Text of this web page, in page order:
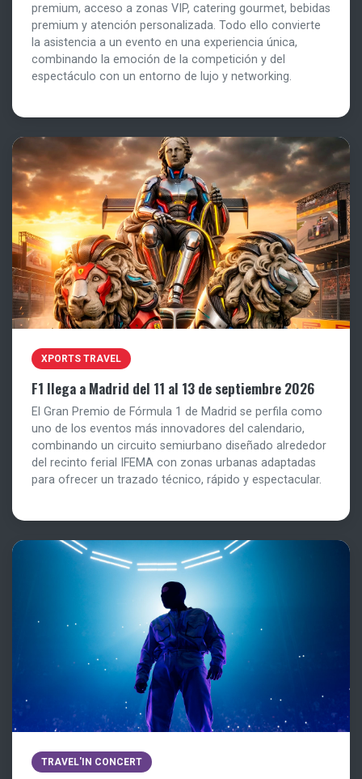
premium, acceso a zonas VIP, catering gourmet, bebidas
premium y atención personalizada. Todo ello convierte
la asistencia a un evento en una experiencia única,
combinando la emoción de la competición y del
espectáculo con un entorno de lujo y networking.
XPORTS TRAVEL
F1 llega a Madrid del 11 al 13 de septiembre 2026
El Gran Premio de Fórmula 1 de Madrid se perfila como
uno de los eventos más innovadores del calendario,
combinando un circuito semiurbano diseñado alrededor
del recinto ferial IFEMA con zonas urbanas adaptadas
para ofrecer un trazado técnico, rápido y espectacular.
TRAVEL'IN CONCERT